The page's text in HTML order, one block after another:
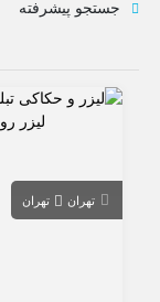
جستجو پیشرفته
تهران تهران